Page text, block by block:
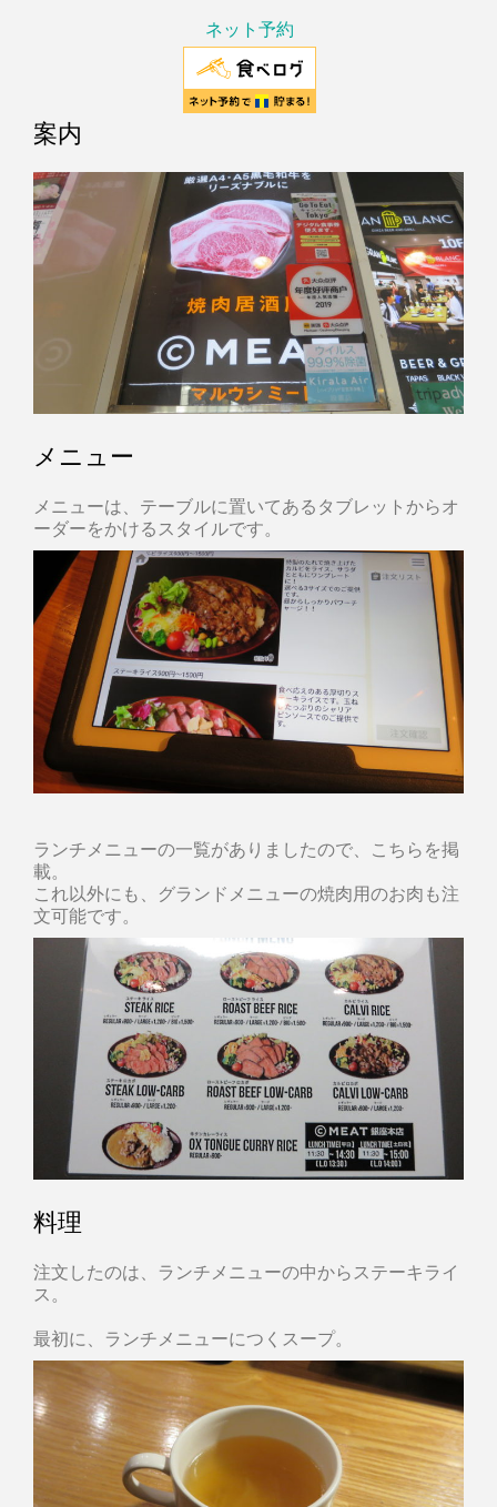
ネット予約
案内
メニュー
メニューは、テーブルに置いてあるタブレットからオ
ーダーをかけるスタイルです。
ランチメニューの一覧がありましたので、こちらを掲
載。
これ以外にも、グランドメニューの焼肉用のお肉も注
文可能です。
料理
注文したのは、ランチメニューの中からステーキライ
ス。
最初に、ランチメニューにつくスープ。